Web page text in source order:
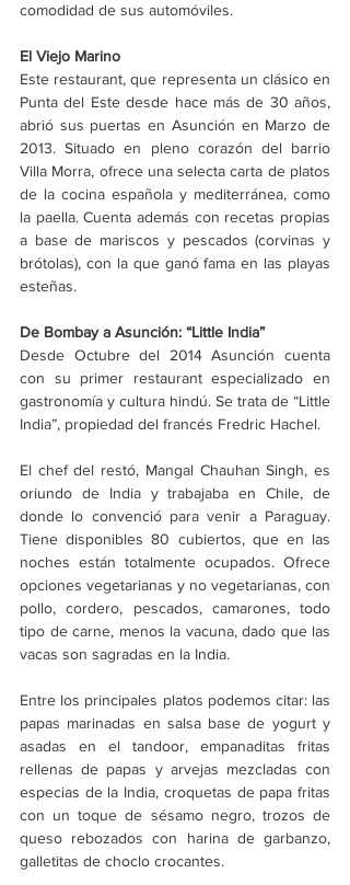
comodidad de sus automóviles.
El Viejo Marino
Este restaurant, que representa un clásico en
Punta del Este desde hace más de 30 años,
abrió sus puertas en Asunción en Marzo de
2013. Situado en pleno corazón del barrio
Villa Morra, ofrece una selecta carta de platos
de la cocina española y mediterránea, como
la paella. Cuenta además con recetas propias
a base de mariscos y pescados (corvinas y
brótolas), con la que ganó fama en las playas
esteñas.
De Bombay a Asunción: “Little India”
Desde Octubre del 2014 Asunción cuenta
con su primer restaurant especializado en
gastronomía y cultura hindú. Se trata de “Little
India”, propiedad del francés Fredric Hachel.
El chef del restó, Mangal Chauhan Singh, es
oriundo de India y trabajaba en Chile, de
donde lo convenció para venir a Paraguay.
Tiene disponibles 80 cubiertos, que en las
noches están totalmente ocupados. Ofrece
opciones vegetarianas y no vegetarianas, con
pollo, cordero, pescados, camarones, todo
tipo de carne, menos la vacuna, dado que las
vacas son sagradas en la India.
Entre los principales platos podemos citar: las
papas marinadas en salsa base de yogurt y
asadas en el tandoor, empanaditas fritas
rellenas de papas y arvejas mezcladas con
especias de la India, croquetas de papa fritas
con un toque de sésamo negro, trozos de
queso rebozados con harina de garbanzo,
galletitas de choclo crocantes.